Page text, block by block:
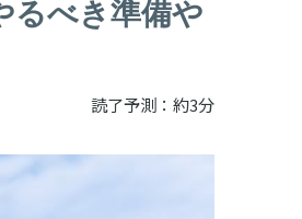
るべき準備や
読了予測：約3分